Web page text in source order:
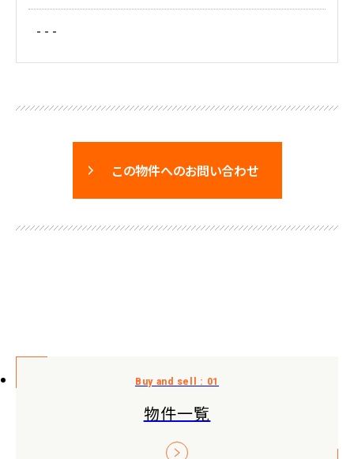
- - -
この物件へのお問い合わせ
物件一覧